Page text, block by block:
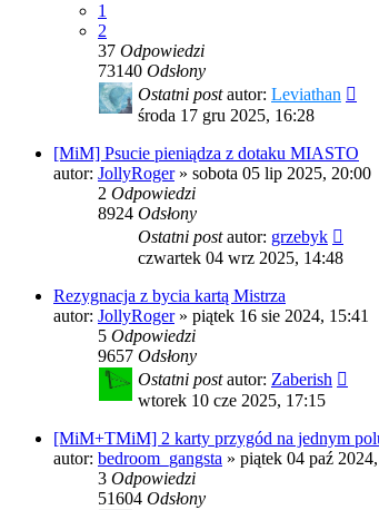
1
2
37 Odpowiedzi
73140 Odsłony
Ostatni postautor: Leviathan
środa 17 gru 2025, 16:28
[MiM] Psucie pieniądza z dotaku MIASTO
autor: JollyRoger» sobota 05 lip 2025, 20:00
2 Odpowiedzi
8924 Odsłony
Ostatni postautor: grzebyk
czwartek 04 wrz 2025, 14:48
Rezygnacja z bycia kartą Mistrza
autor: JollyRoger» piątek 16 sie 2024, 15:41
5 Odpowiedzi
9657 Odsłony
Ostatni postautor: Zaberish
wtorek 10 cze 2025, 17:15
[MiM+TMiM] 2 karty przygód na jednym
autor: bedroom_gangsta » piątek 04 paź
3 Odpowiedzi
51604 Odsłony